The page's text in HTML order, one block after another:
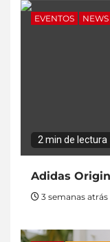
EVENTOS NEWS
2 min de lectura
Adidas
3 semanas atrás